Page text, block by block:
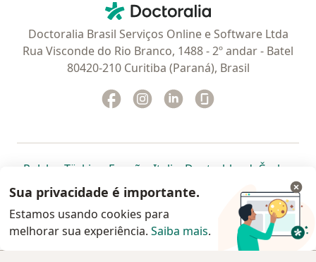
Doctoralia - Homepage
Doctoralia Brasil Serviços Online e Software Ltda
Rua Visconde do Rio Branco, 1488 - 2º andar - Batel
80420-210 Curitiba (Paraná), Brasil
Facebook
abre num novo separador
Instagram
abre num novo separador
Linkedin
abre num novo
Polska abre num novo separador
Türkiye abre num novo separador
España abre num novo separador
Italia abre num novo
Deutschlandabre num
Česko
Portugal abre num novo separador
, México abre num novo separador
, abre num novo separador
Brasil abre num novoabre num
abre
Colombia abre num novo
www.doctoralia.com.br © 2026 - Agende agora sua
Sua privacidade é importante.
Estamos usando cookies para
melhorar sua experiência. Saiba mais.